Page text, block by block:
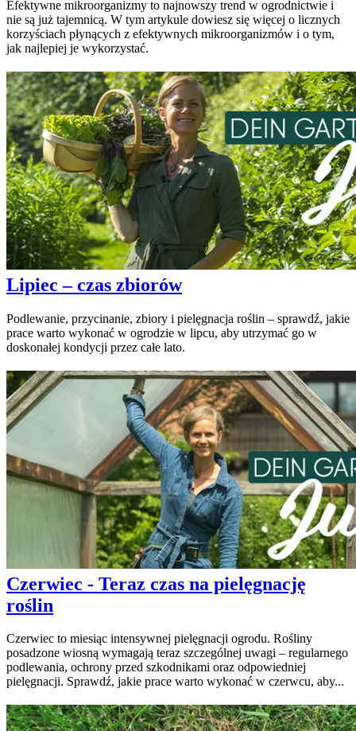
Efektywne mikroorganizmy to najnowszy trend w ogrodnictwie i
nie są już tajemnicą. W tym artykule dowiesz się więcej o licznych
korzyściach płynących z efektywnych mikroorganizmów i o tym,
jak najlepiej je wykorzystać.
Lipiec – czas zbiorów
Podlewanie, przycinanie, zbiory i pielęgnacja roślin – sprawdź, jakie
prace warto wykonać w ogrodzie w lipcu, aby utrzymać go w
doskonałej kondycji przez całe lato.
Czerwiec - Teraz czas na pielęgnację
roślin
Czerwiec to miesiąc intensywnej pielęgnacji ogrodu. Rośliny
posadzone wiosną wymagają teraz szczególnej uwagi – regularnego
podlewania, ochrony przed szkodnikami oraz odpowiedniej
pielęgnacji. Sprawdź, jakie prace warto wykonać w czerwcu, aby...